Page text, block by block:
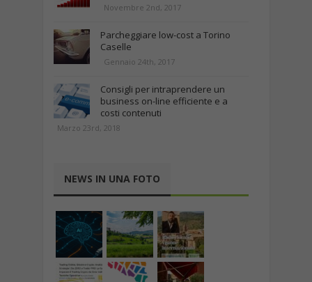
Novembre 2nd, 2017
Parcheggiare low-cost a Torino
Caselle
Gennaio 24th, 2017
Consigli per intraprendere un
business on-line efficiente e a
costi contenuti
Marzo 23rd, 2018
NEWS IN UNA FOTO